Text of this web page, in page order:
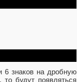
6 знаков на дробную
будут появляться